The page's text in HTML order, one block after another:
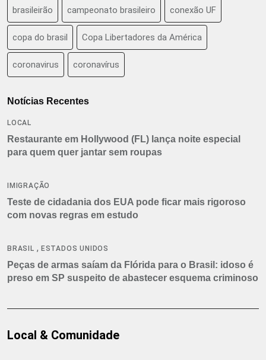
brasileirão campeonato brasileiro conexão UF
copa do brasil Copa Libertadores da América
coronavirus coronavírus
Notícias Recentes
LOCAL
Restaurante em Hollywood (FL) lança noite especial
para quem quer jantar sem roupas
IMIGRAÇÃO
Teste de cidadania dos EUA pode ficar mais rigoroso
com novas regras em estudo
BRASIL , ESTADOS UNIDOS
Peças de armas saíam da Flórida para o Brasil: idoso é
preso em SP suspeito de abastecer esquema criminoso
Local & Comunidade